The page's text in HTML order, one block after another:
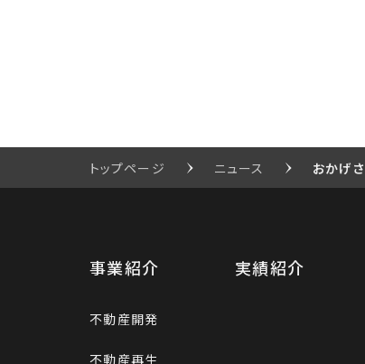
トップページ ニュース おかげ
事業紹介
不動産開発
不動産再生
実績紹介